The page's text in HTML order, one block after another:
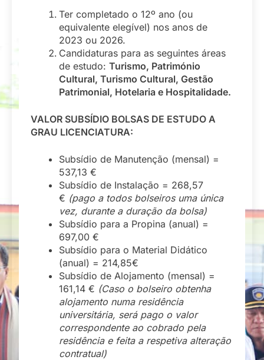
Ter completado o 12º ano (ou
equivalente elegível) nos anos de
2023 ou 2026.
Candidaturas para as seguintes áreas
de estudo: Turismo, Património
Cultural, Turismo Cultural, Gestão
Patrimonial, Hotelaria e Hospitalidade.
VALOR SUBSÍDIO BOLSAS DE ESTUDO A
GRAU LICENCIATURA:
Subsídio de Manutenção (mensal) =
537,13 €
Subsídio de Instalação = 268,57
€ (pago a todos bolseiros uma única
vez, durante a duração da bolsa)
Subsídio para a Propina (anual) =
697,00 €
Subsídio para o Material Didático
(anual) = 214,85€
Subsídio de Alojamento (mensal) =
161,14 € (Caso o bolseiro obtenha
alojamento numa residência
universitária, será pago o valor
correspondente ao cobrado pela
residência e feita a respetiva alteração
contratual)